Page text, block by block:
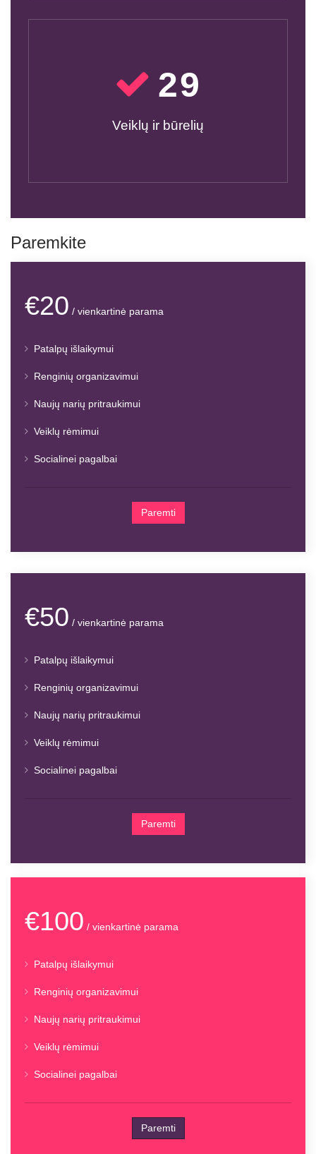
30
Veiklų ir būrelių
Paremkite
€20 / vienkartinė parama
Patalpų išlaikymui
Renginių organizavimui
Naujų narių pritraukimui
Veiklų rėmimui
Socialinei pagalbai
Paremti
€50 / vienkartinė parama
Patalpų išlaikymui
Renginių organizavimui
Naujų narių pritraukimui
Veiklų rėmimui
Socialinei pagalbai
Paremti
€100 / vienkartinė parama
Patalpų išlaikymui
Renginių organizavimui
Naujų narių pritraukimui
Veiklų rėmimui
Socialinei pagalbai
Paremti